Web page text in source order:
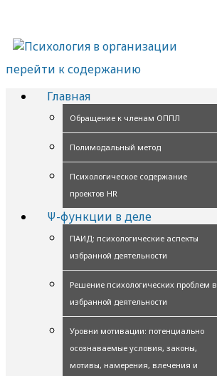
перейти к содержанию
Главная
Обращение к членам ОППЛ
Полимодальный метод
Психологическое содержание
проектов HR
Ψ-функции в деле
ПАИД: психологические аспекты
избранной деятельности
Решение психологических проблем в
избранной деятельности
Уровни мотивации: потенциально
осознаваемые условия, законы,
мотивы, намерения, влечения и